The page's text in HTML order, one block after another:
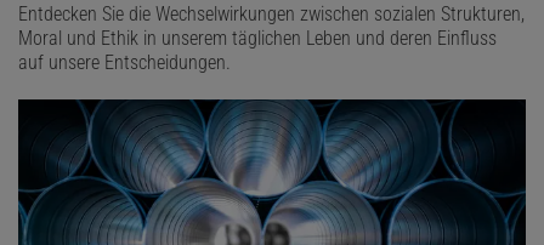
Entdecken Sie die Wechselwirkungen zwischen sozialen Strukturen,
Moral und Ethik in unserem täglichen Leben und deren Einfluss
auf unsere Entscheidungen.